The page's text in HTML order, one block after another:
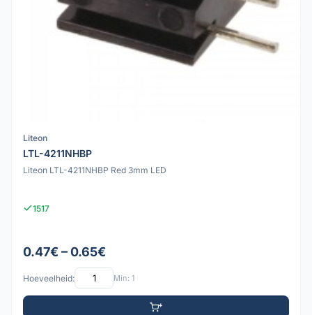
Liteon
LTL-4211NHBP
Liteon LTL-4211NHBP Red 3mm LED
1517
0.47€ – 0.65€
Hoeveelheid: Min: 1